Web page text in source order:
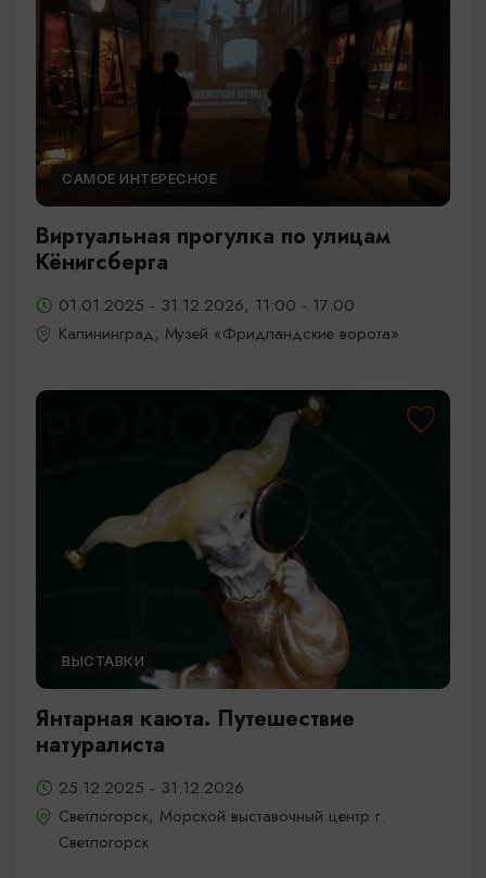
САМОЕ ИНТЕРЕСНОЕ
Виртуальная прогулка по улицам
Кёнигсберга
01.01.2025 - 31.12.2026, 11:00 - 17:00
Калининград, Музей «Фридландские ворота»
ВЫСТАВКИ
Янтарная каюта. Путешествие
натуралиста
25.12.2025 - 31.12.2026
Светлогорск, Морской выставочный центр г.
Светлогорск